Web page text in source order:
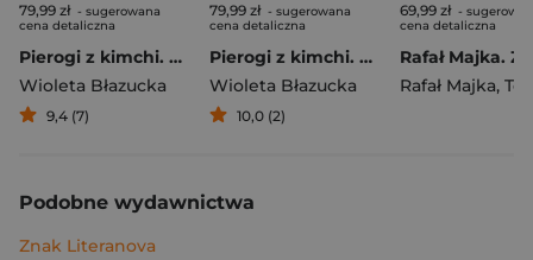
79,99 zł - sugerowana
cena detaliczna
Pierogi z kimchi. Moje ulubione azjatyckie przepisy
Wioleta Błazucka
9,4 (7)
79,99 zł - sugerowana
cena detaliczna
Pierogi z kimchi. Moje ulubione azjatyckie przepisy - książka z autografem
Wioleta Błazucka
10,0 (2)
69,99 zł -
cena detaliczna
Rafał Majka,
Podobne wydawnictwa
Znak Literanova